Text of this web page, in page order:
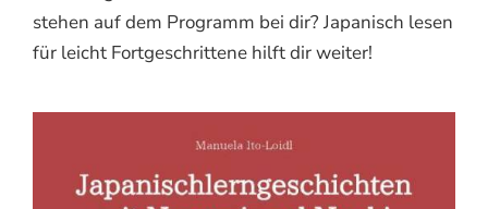
stehen auf dem Programm bei dir? Japanisch lesen
für leicht Fortgeschrittene hilft dir weiter!